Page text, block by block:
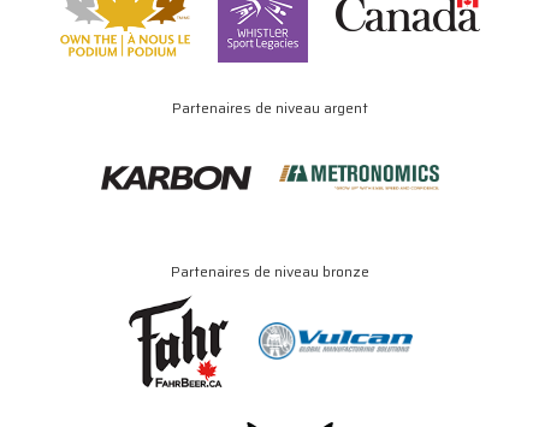
Partenaires de niveau argent
Partenaires de niveau bronze